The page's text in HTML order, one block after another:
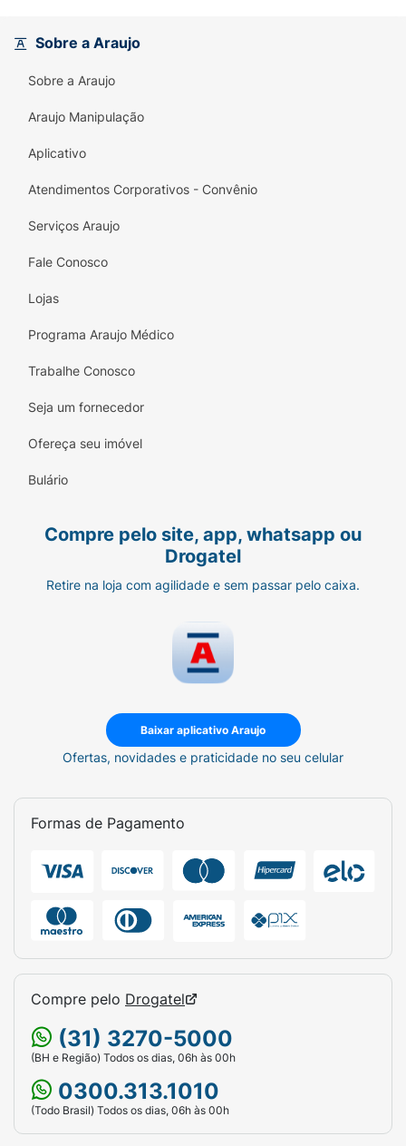
Sobre a Araujo
Sobre a Araujo
Araujo Manipulação
Aplicativo
Atendimentos Corporativos - Convênio
Serviços Araujo
Fale Conosco
Lojas
Programa Araujo Médico
Trabalhe Conosco
Seja um fornecedor
Ofereça seu imóvel
Bulário
Compre pelo site, app, whatsapp ou
Drogatel
Retire na loja com agilidade e sem passar pelo caixa.
Baixar aplicativo Araujo
Ofertas, novidades e praticidade no seu celular
Formas de Pagamento
Compre pelo Drogatel
(31) 3270-5000
(BH e Região) Todos os dias, 06h às 00h
0300.313.1010
(Todo Brasil) Todos os dias, 06h às 00h